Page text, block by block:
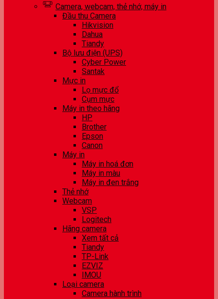
Camera, webcam, thẻ nhớ, máy in
Đầu thu Camera
Hikvision
Dahua
Tiandy
Bộ lưu điện (UPS)
Cyber Power
Santak
Mực in
Lọ mực đổ
Cụm mực
Máy in theo hãng
HP
Brother
Epson
Canon
Máy in
Máy in hoá đơn
Máy in màu
Máy in đen trắng
Thẻ nhớ
Webcam
VSP
Logitech
Hãng camera
Xem tất cả
Tiandy
TP-Link
EZVIZ
IMOU
Loại camera
Camera hành trình